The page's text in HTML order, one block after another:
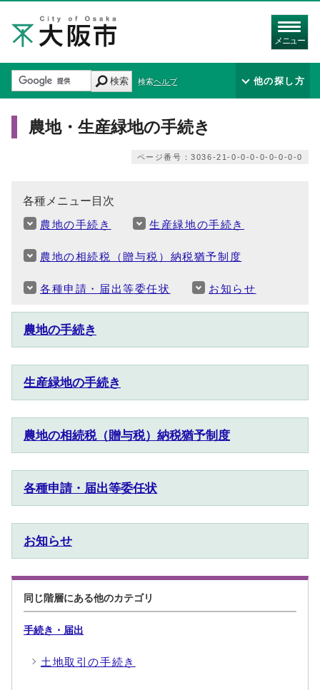
メニュー
検索 検索ヘルプ 他の探し方
農地・生産緑地の手続き
ページ番号：3036-21-0-0-0-0-0-0-0-0
各種メニュー目次
農地の手続き 生産緑地の手続き
農地の相続税（贈与税）納税猶予制度
各種申請・届出等委任状 お知らせ
農地の手続き
生産緑地の手続き
農地の相続税（贈与税）納税猶予制度
各種申請・届出等委任状
お知らせ
同じ階層にある他のカテゴリ
手続き・届出
土地取引の手続き